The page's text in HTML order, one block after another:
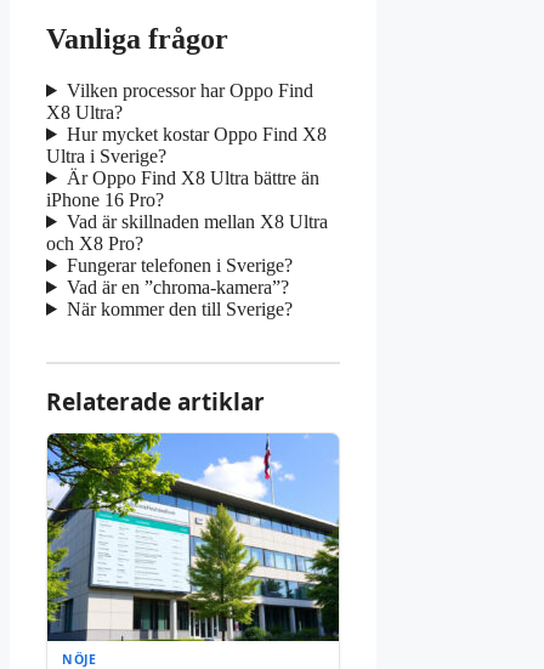
Vanliga frågor
Vilken processor har Oppo Find
X8 Ultra?
Hur mycket kostar Oppo Find X8
Ultra i Sverige?
Är Oppo Find X8 Ultra bättre än
iPhone 16 Pro?
Vad är skillnaden mellan X8 Ultra
och X8 Pro?
Fungerar telefonen i Sverige?
Vad är en ”chroma-kamera”?
När kommer den till Sverige?
Relaterade artiklar
NÖJE